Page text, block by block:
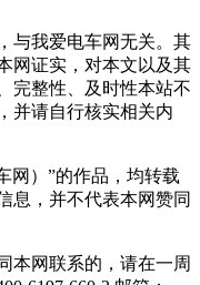
与我爱电车网无关。其
网证实，对本文以及其
完整性、及时性本站不
并请自行核实相关内
网）”的作品，均转载
息，并不代表本网赞同
本网联系的，请在一周